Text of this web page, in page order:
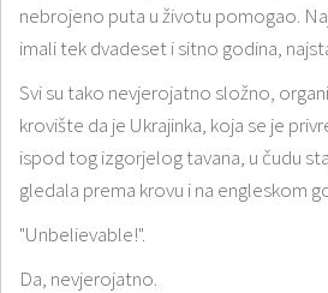
nebrojeno puta u životu pomogao.
imali tek dvadeset i sitno godina,
Svi su tako nevjerojatno složno,
krovište da je Ukrajinka, koja se je
ispod tog izgorjelog tavana, u čudu
gledala prema krovu i na engleskom
"Unbelievable!".
Da, nevjerojatno.